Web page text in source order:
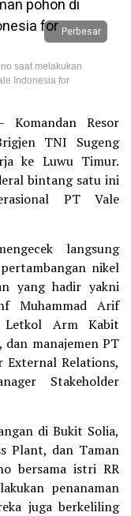
Perbesar
saat melakukan
Indonesia for
Komandan Resor
TNI Sugeng
ke Luwu Timur.
bintang satu ini
PT Vale
langsung
nikel
yang hadir yakni
Muhammad Arif
Letkol Arm Kabit
manajemen PT
External Relations,
Stakeholder
di Bukit Solia,
Plant, dan Taman
bersama istri RR
penanaman
juga berkeliling